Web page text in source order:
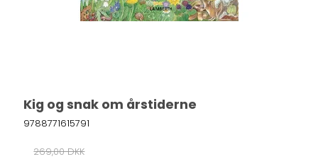
Kig og snak om årstiderne
9788771615791
269,00 DKK